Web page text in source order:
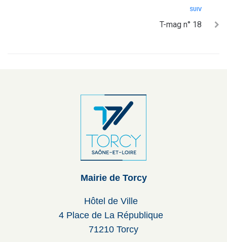
SUIV
T-mag n° 18
Mairie de Torcy
Hôtel de Ville
4 Place de La République
71210 Torcy